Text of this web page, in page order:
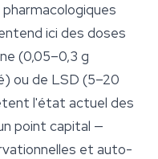
ici des doses
(0,05–0,3 g
ou de LSD (5–20
l'état actuel des
point capital —
et auto-